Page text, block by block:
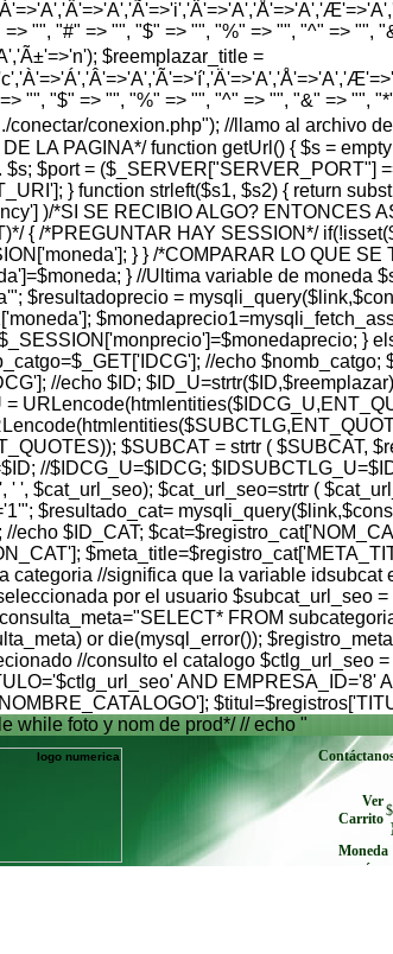
"", "#" => "", "$" => "", "%" => "", "^" => "",
$reemplazar_title =
"", "$" => "", "%" => "", "^" => "", "&" => "",
conexion.php"); //llamo al archivo
LA PAGINA*/ function getUrl() { $s =
$port = ($_SERVER["SERVER_PORT"]
} function strleft($s1, $s2) { return
)/*SI SE RECIBIO ALGO? ENTONCES
{ /*PREGUNTAR HAY SESSION*/
} } /*COMPARAR LO QUE
} //Ultima variable de moneda
$resultadoprecio =
}
//echo $nomb_catgo;
//echo $ID;
$SUBCAT = strtr ( $SUBCAT,
//$IDCG_U=$IDCG;
', $cat_url_seo); $cat_url_seo=strtr (
$resultado_cat=
$ID_CAT;
//significa que la variable
por el usuario $subcat_url_seo
FROM
or die(mysql_error());
//consulto el catalogo $ctlg_url_seo
AND EMPRESA_ID='8'
while foto y nom de prod*/ // echo "
Ver
Carrito
Moneda
envíe